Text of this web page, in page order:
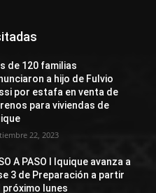
de 120 familias
a hijo de Fulvio
por estafa en venta de
para viviendas de
22, 2023
A PASO I Iquique avanza a
3 de Preparación a partir
próximo lunes